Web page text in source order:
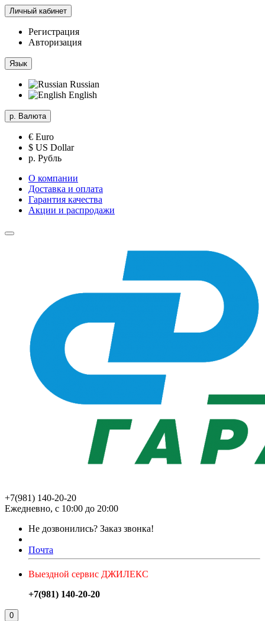
Личный кабинет
Регистрация
Авторизация
Язык
Russian
English
р. Валюта
€ Euro
$ US Dollar
р. Рубль
О компании
Доставка и оплата
Гарантия качества
Акции и распродажи
+7(981) 140-20-20
Ежедневно, с 10:00 до 20:00
Не дозвонились? Заказ звонка!
Почта
Выездной сервис ДЖИЛЕКС
+7(981) 140-20-20
0